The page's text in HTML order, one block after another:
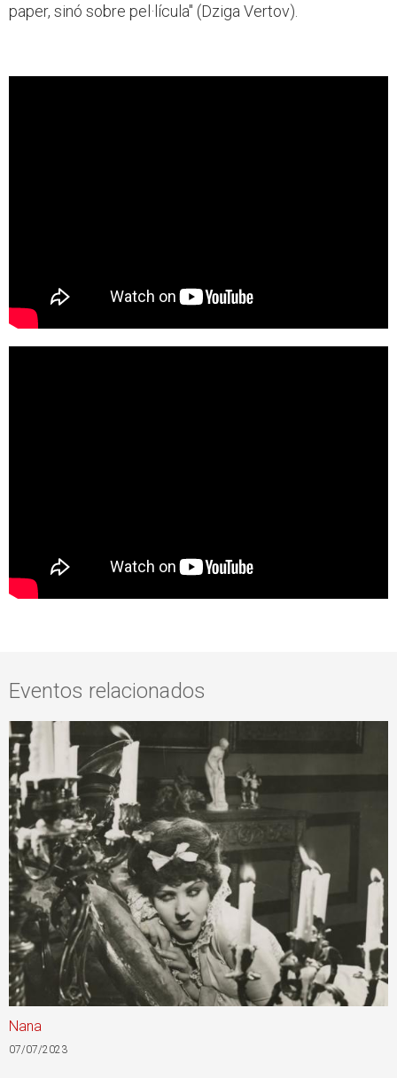
paper, sinó sobre pel·lícula" (Dziga Vertov).
Eventos relacionados
Nana
07/07/2023